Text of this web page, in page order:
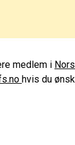
medlem i
hvis du